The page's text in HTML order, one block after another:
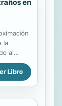
en
la
al
lengua
de
Libro